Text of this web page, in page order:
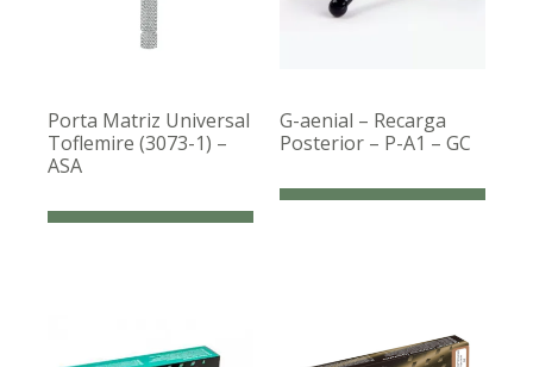
Porta Matriz Universal
Toflemire (3073-1) –
ASA
G-aenial – Recarga
Posterior – P-A1 – GC